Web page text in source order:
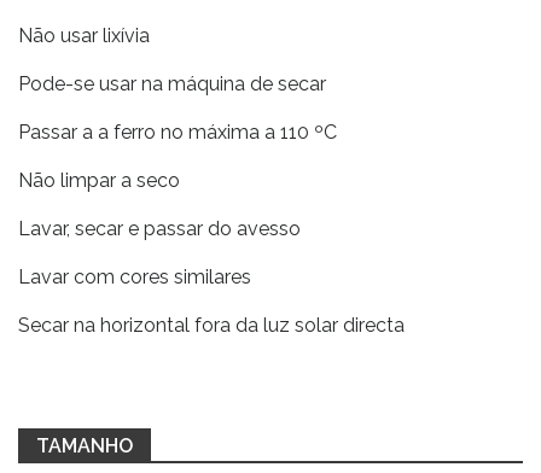
Não usar lixívia
Pode-se usar na máquina de secar
Passar a a ferro no máxima a 110 ºC
Não limpar a seco
Lavar, secar e passar do avesso
Lavar com cores similares
Secar na horizontal fora da luz solar directa
TAMANHO